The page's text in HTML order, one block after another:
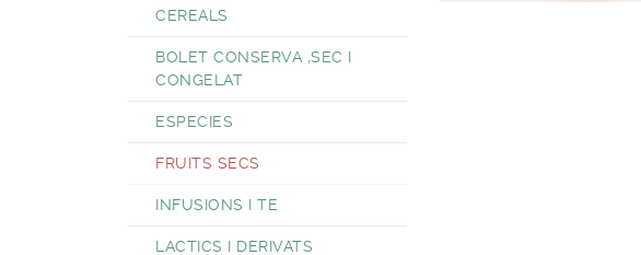
CEREALS
BOLET CONSERVA ,SEC I
CONGELAT
ESPECIES
FRUITS SECS
INFUSIONS I TE
LACTICS I DERIVATS